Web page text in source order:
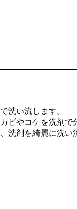
洗い流します。
ビやコケを洗剤で
洗剤を綺麗に洗い